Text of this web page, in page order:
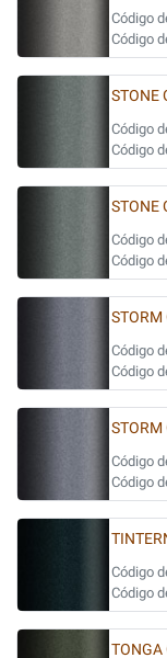
Código
Código
STONE
Código
Código
STONE
Código
Código
STORM
Código
Código
STORM
Código
Código
Código
Código
TONGA